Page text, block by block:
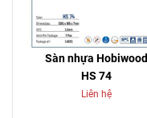
Sàn nhựa Hobiwood
HS 74
Liên hệ